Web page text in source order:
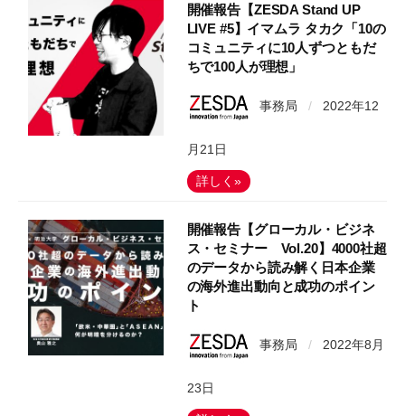
開催報告【ZESDA Stand UP
LIVE #5】イマムラ タカク「10の
コミュニティに10人ずつともだ
ちで100人が理想」
事務局 / 2022年12
月21日
詳しく»
開催報告【グローカル・ビジネ
ス・セミナー Vol.20】4000社超
のデータから読み解く日本企業
の海外進出動向と成功のポイン
ト
事務局 / 2022年8月
23日